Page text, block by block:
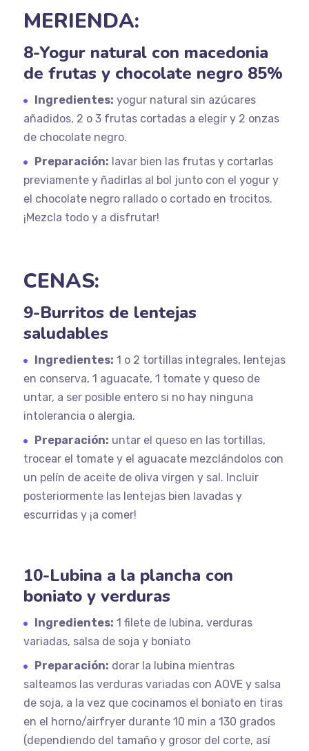
MERIENDA:
8-Yogur natural con macedonia
de frutas y chocolate negro 85%
Ingredientes: yogur natural sin azúcares
añadidos, 2 o 3 frutas cortadas a elegir y 2 onzas
de chocolate negro.
Preparación: lavar bien las frutas y cortarlas
previamente y ñadirlas al bol junto con el yogur y
el chocolate negro rallado o cortado en trocitos.
¡Mezcla todo y a disfrutar!
CENAS:
9-Burritos de lentejas
saludables
Ingredientes: 1 o 2 tortillas integrales, lentejas
en conserva, 1 aguacate, 1 tomate y queso de
untar, a ser posible entero si no hay ninguna
intolerancia o alergia.
Preparación: untar el queso en las tortillas,
trocear el tomate y el aguacate mezclándolos con
un pelín de aceite de oliva virgen y sal. Incluir
posteriormente las lentejas bien lavadas y
escurridas y ¡a comer!
10-Lubina a la plancha con
boniato y verduras
Ingredientes: 1 filete de lubina, verduras
variadas, salsa de soja y boniato
Preparación: dorar la lubina mientras
salteamos las verduras variadas con AOVE y salsa
de soja, a la vez que cocinamos el boniato en tiras
en el horno/airfryer durante 10 min a 130 grados
(dependiendo del tamaño y grosor del corte, así